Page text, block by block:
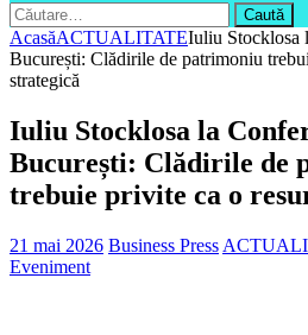
Caută
după:
AcasăACTUALITATEIuliu Stocklosa
București: Clădirile de patrimoniu
strategică
Iuliu Stocklosa la
București: Clădirile de
trebuie privite ca o
21 mai 2026 Business Press
Eveniment